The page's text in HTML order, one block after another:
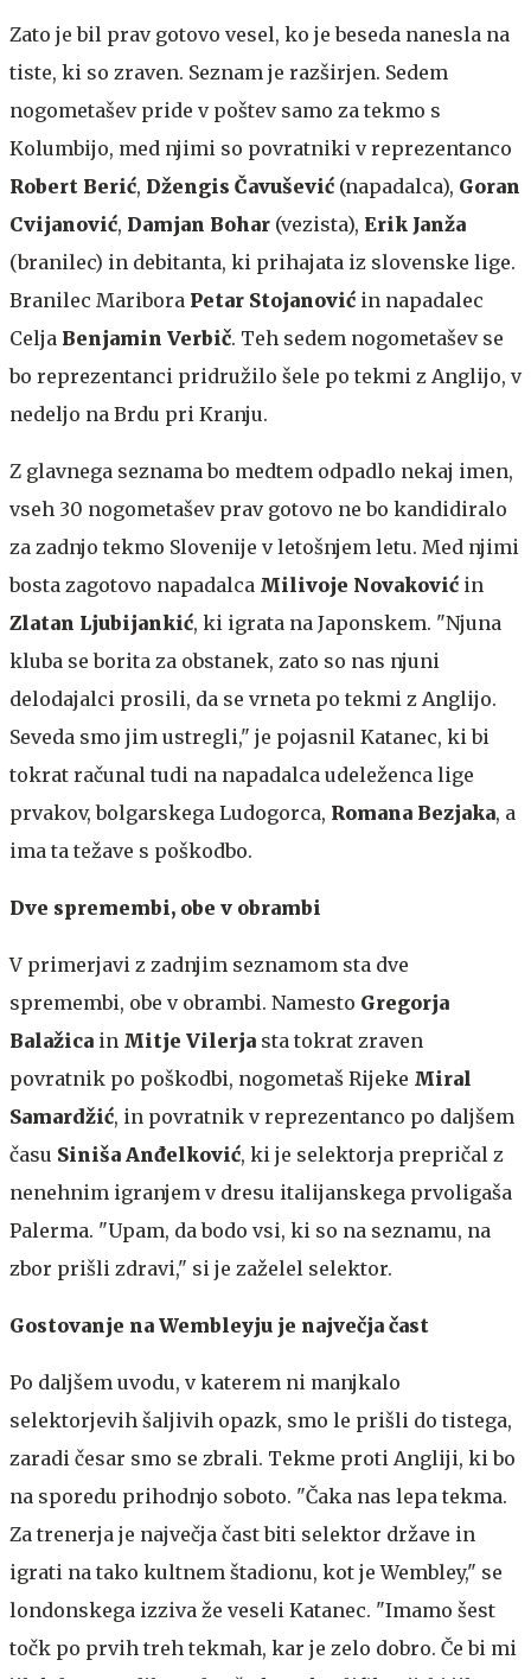
Zato je bil prav gotovo vesel, ko je beseda nanesla na
tiste, ki so zraven. Seznam je razširjen. Sedem
nogometašev pride v poštev samo za tekmo s
Kolumbijo, med njimi so povratniki v reprezentanco
Robert Berić, Džengis Čavušević (napadalca), Goran
Cvijanović, Damjan Bohar (vezista), Erik Janža
(branilec) in debitanta, ki prihajata iz slovenske lige.
Branilec Maribora Petar Stojanović in napadalec
Celja Benjamin Verbič. Teh sedem nogometašev se
bo reprezentanci pridružilo šele po tekmi z Anglijo, v
nedeljo na Brdu pri Kranju.
Z glavnega seznama bo medtem odpadlo nekaj imen,
vseh 30 nogometašev prav gotovo ne bo kandidiralo
za zadnjo tekmo Slovenije v letošnjem letu. Med njimi
bosta zagotovo napadalca Milivoje Novaković in
Zlatan Ljubijankić, ki igrata na Japonskem. "Njuna
kluba se borita za obstanek, zato so nas njuni
delodajalci prosili, da se vrneta po tekmi z Anglijo.
Seveda smo jim ustregli," je pojasnil Katanec, ki bi
tokrat računal tudi na napadalca udeleženca lige
prvakov, bolgarskega Ludogorca, Romana Bezjaka, a
ima ta težave s poškodbo.
Dve spremembi, obe v obrambi
V primerjavi z zadnjim seznamom sta dve
spremembi, obe v obrambi. Namesto Gregorja
Balažica in Mitje Vilerja sta tokrat zraven
povratnik po poškodbi, nogometaš Rijeke Miral
Samardžić, in povratnik v reprezentanco po daljšem
času Siniša Anđelković, ki je selektorja prepričal z
nenehnim igranjem v dresu italijanskega prvoligaša
Palerma. "Upam, da bodo vsi, ki so na seznamu, na
zbor prišli zdravi," si je zaželel selektor.
Gostovanje na Wembleyju je največja čast
Po daljšem uvodu, v katerem ni manjkalo
selektorjevih šaljivih opazk, smo le prišli do tistega,
zaradi česar smo se zbrali. Tekme proti Angliji, ki bo
na sporedu prihodnjo soboto. "Čaka nas lepa tekma.
Za trenerja je največja čast biti selektor države in
igrati na tako kultnem štadionu, kot je Wembley," se
londonskega izziva že veseli Katanec. "Imamo šest
točk po prvih treh tekmah, kar je zelo dobro. Če bi mi